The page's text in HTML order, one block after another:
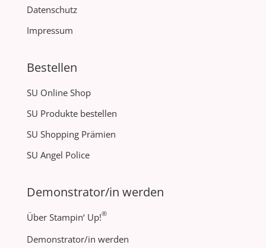
Datenschutz
Impressum
Bestellen
SU Online Shop
SU Produkte bestellen
SU Shopping Prämien
SU Angel Police
Demonstrator/in werden
Über Stampin‘ Up!®
Demonstrator/in werden